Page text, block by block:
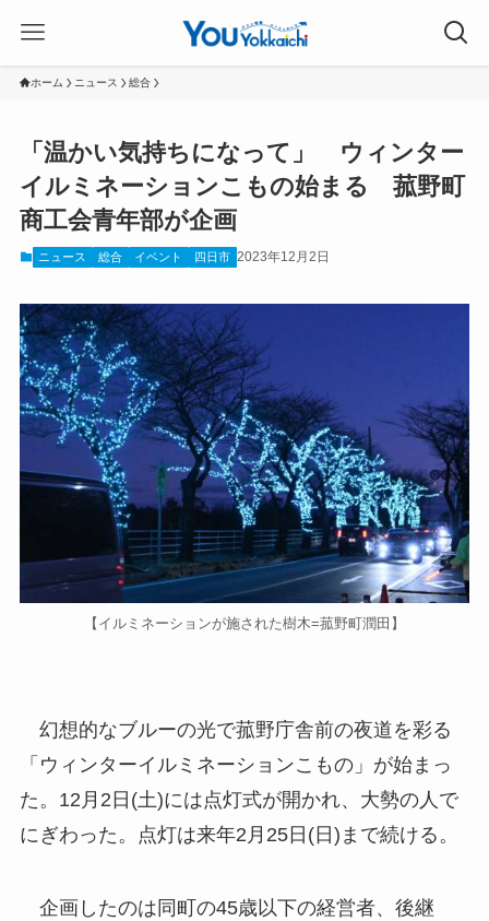
ホーム ニュース 総合
「温かい気持ちになって」 ウィンター
イルミネーションこもの始まる 菰野町
商工会青年部が企画
ニュース 総合 イベント 四日市 2023年12月2日
【イルミネーションが施された樹木=菰野町潤田】
幻想的なブルーの光で菰野庁舎前の夜道を彩る
「ウィンターイルミネーションこもの」が始まっ
た。12月2日(土)には点灯式が開かれ、大勢の人で
にぎわった。点灯は来年2月25日(日)まで続ける。
企画したのは同町の45歳以下の経営者、後継